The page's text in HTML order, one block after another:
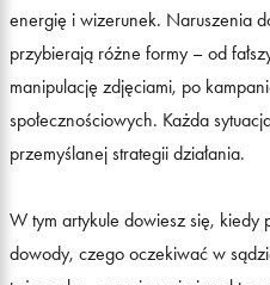
energię i wizerunek. Naruszenia
przybierają różne formy – od
manipulację zdjęciami, po
społecznościowych. Każda
przemyślanej strategii działania.
W tym artykule dowiesz się, kiedy
dowody, czego oczekiwać w